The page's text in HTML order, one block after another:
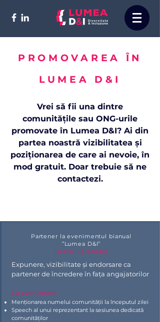
PROMOVAREA ÎN
LUMEA D&I
Vrei să fii una dintre
comunitățile sau ONG-urile
promovate în Lumea D&I? Ai din
partea noastră vizibilitatea și
poziționarea de care ai nevoie, în
mod gratuit. Doar trebuie să ne
contactezi.
Partener la evenimentul bianual
”Lumea D&I”
(servicii gratuite)
Expunere, vizibilitate și endorsare ca
partener de încredere în fața angajatorilor
La eveniment
Menționarea numelui comunității la începutul zilei
Speech al unui reprezentant la sesiunea dedicată
comunităților